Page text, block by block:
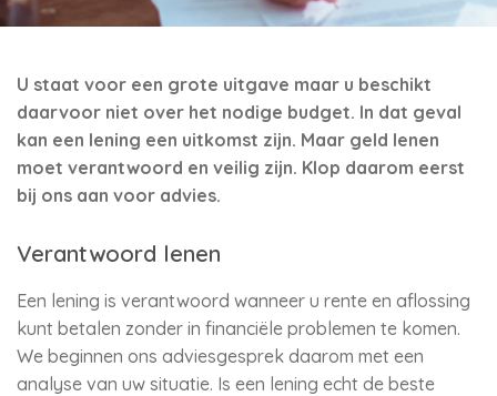
U staat voor een grote uitgave maar u beschikt
daarvoor niet over het nodige budget. In dat geval
kan een lening een uitkomst zijn. Maar geld lenen
moet verantwoord en veilig zijn. Klop daarom eerst
bij ons aan voor advies.
Verantwoord lenen
Een lening is verantwoord wanneer u rente en aflossing
kunt betalen zonder in financiële problemen te komen.
We beginnen ons adviesgesprek daarom met een
analyse van uw situatie. Is een lening echt de beste